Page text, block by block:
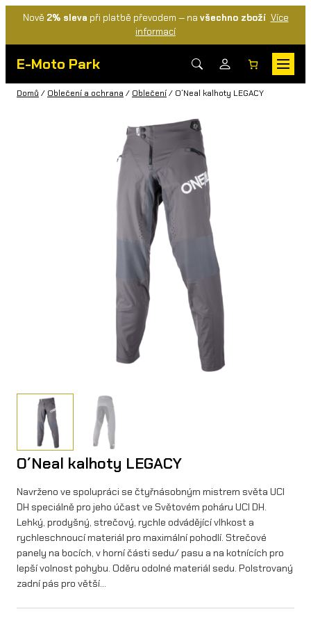
Nově 2% sleva při platbě převodem — na všechno zboží Více
informací
E-Moto Park
Domů / Oblečení a ochrana / Oblečení/ O´Neal kalhoty LEGACY
O´Neal kalhoty LEGACY
Navrženo ve spolupráci se čtyřnásobným mistrem světa UCI
DH speciálně pro jeho účast ve Světovém poháru UCI DH.
Lehký, prodyšný, strečový, rychle odvádějící vlhkost a
rychleschnoucí materiál pro maximální pohodlí. Strečové
panely na bocích, v horní části sedu/ pasu a na kotnících pro
lepší volnost pohybu. Oděru odolné materiál sedu. Polstrovaný
zadní pás pro větší…